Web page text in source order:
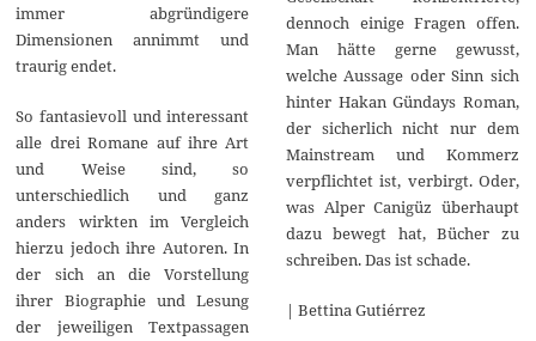
immer abgründigere
Dimensionen annimmt und
traurig endet.
So fantasievoll und interessant
alle drei Romane auf ihre Art
und Weise sind, so
unterschiedlich und ganz
anders wirkten im Vergleich
hierzu jedoch ihre Autoren. In
der sich an die Vorstellung
ihrer Biographie und Lesung
der jeweiligen Textpassagen
dennoch einige Fragen offen.
Man hätte gerne gewusst,
welche Aussage oder Sinn sich
hinter Hakan Gündays Roman,
der sicherlich nicht nur dem
Mainstream und Kommerz
verpflichtet ist, verbirgt. Oder,
was Alper Canigüz überhaupt
dazu bewegt hat, Bücher zu
schreiben. Das ist schade.
| Bettina Gutiérrez